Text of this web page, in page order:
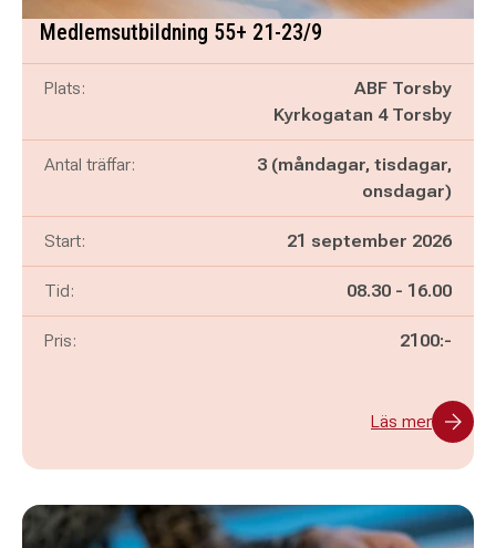
Medlemsutbildning 55+ 21-23/9
Plats:
ABF Torsby
Kyrkogatan 4 Torsby
Antal träffar:
3 (måndagar, tisdagar,
onsdagar)
Start: 21 september 2026
Tid: Pågår mellan
08.30 - och
16.00
Pris: 2100:-
Läs mer